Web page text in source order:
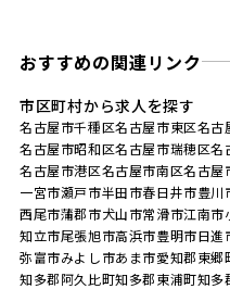
おすすめの関連リンク
市区町村から求人を探す
名古屋市千種区名古屋市東区名古
名古屋市昭和区名古屋市瑞穂区名
名古屋市港区名古屋市南区名古屋
一宮市瀬戸市半田市春日井市豊川
西尾市蒲郡市犬山市常滑市江南市
知立市尾張旭市高浜市豊明市日進
弥富市みよし市あま市愛知郡東郷
知多郡阿久比町知多郡東浦町知多